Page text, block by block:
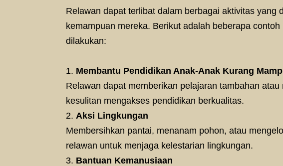
Relawan dapat terlibat dalam berbagai aktivitas yang
kemampuan mereka. Berikut adalah beberapa
dilakukan:
Membantu Pendidikan Anak-Anak Kurang
Relawan dapat memberikan pelajaran tambahan
kesulitan mengakses pendidikan berkualitas.
Aksi Lingkungan
Membersihkan pantai, menanam pohon, atau
relawan untuk menjaga kelestarian lingkungan.
Bantuan Kemanusiaan